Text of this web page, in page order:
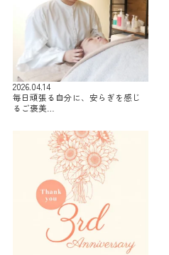
2026.04.14
毎日頑張る自分に、安らぎを感じ
るご褒美…